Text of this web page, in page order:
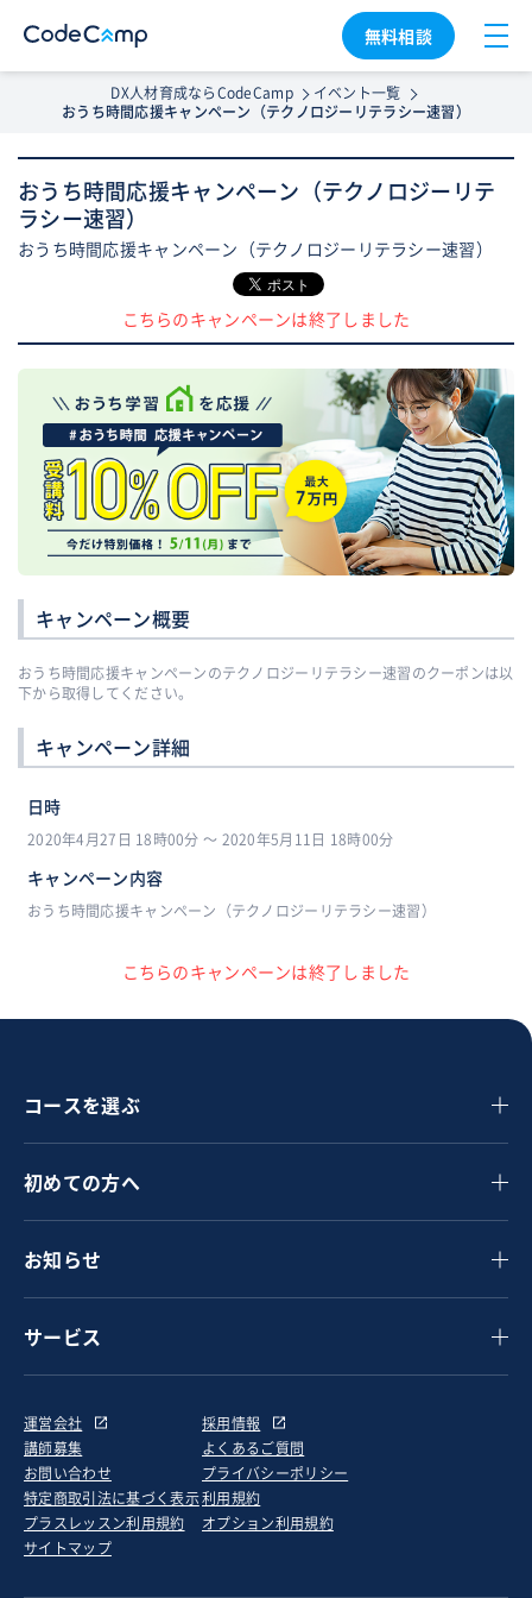
無料相談
DX人材育成ならCodeCamp
イベント一覧
おうち時間応援キャンペーン（テクノロジーリテラシー速習）
おうち時間応援キャンペーン（テクノロジーリテ
ラシー速習）
おうち時間応援キャンペーン（テクノロジーリテラシー速習）
こちらのキャンペーンは終了しました
キャンペーン概要
おうち時間応援キャンペーンのテクノロジーリテラシー速習のクーポンは以
下から取得してください。
キャンペーン詳細
日時
2020年4月27日 18時00分 〜 2020年5月11日 18時00分
キャンペーン内容
おうち時間応援キャンペーン（テクノロジーリテラシー速習）
こちらのキャンペーンは終了しました
コースを選ぶ
初めての方へ
お知らせ
サービス
運営会社
採用情報
講師募集
よくあるご質問
お問い合わせ
プライバシーポリシー
特定商取引法に基づく表示利用規約
プラスレッスン利用規約
オプション利用規約
サイトマップ